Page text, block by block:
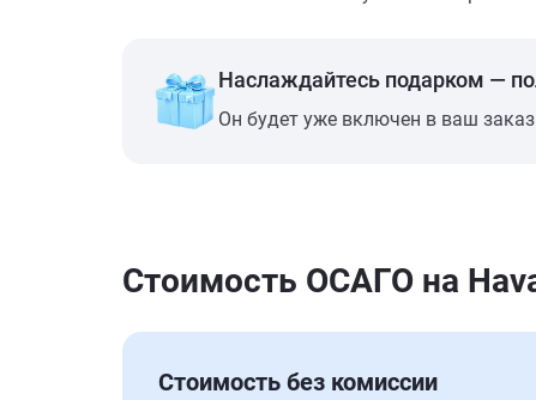
Наслаждайтесь подарком —
Он будет уже включен в ваш
Стоимость ОСАГО на
Стоимость без комиссии